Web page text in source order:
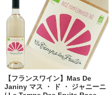
【フランスワイン】Mas De
Janiny マス ・ ド ・ ジャニーニ